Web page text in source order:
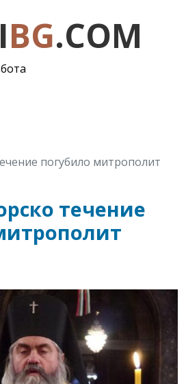
BG.COM
погубило митрополит
течение